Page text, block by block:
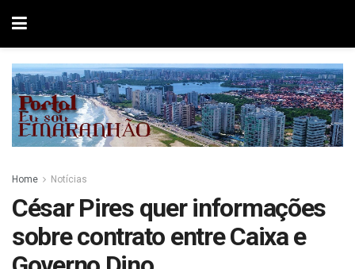
Home Notícias
César Pires quer informações
sobre contrato entre Caixa e